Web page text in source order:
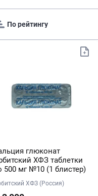
глюконат
ХФЗ таблетки
500 мг №10 (1 блистер)
ХФЗ (Россия)